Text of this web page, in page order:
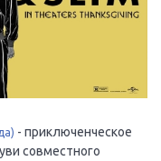
- приключенческое
совместного